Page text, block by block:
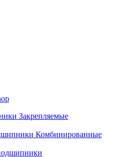
Закрепляемые
Комбинированные